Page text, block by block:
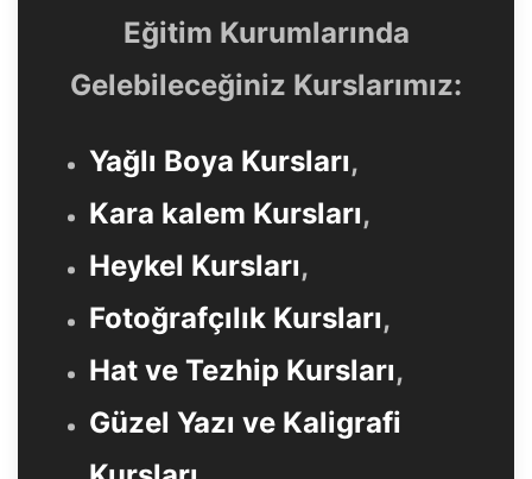
Eğitim Kurumlarında
Gelebileceğiniz Kurslarımız:
Yağlı Boya Kursları,
Kara kalem Kursları,
Heykel Kursları,
Fotoğrafçılık Kursları,
Hat ve Tezhip Kursları,
Güzel Yazı ve Kaligrafi